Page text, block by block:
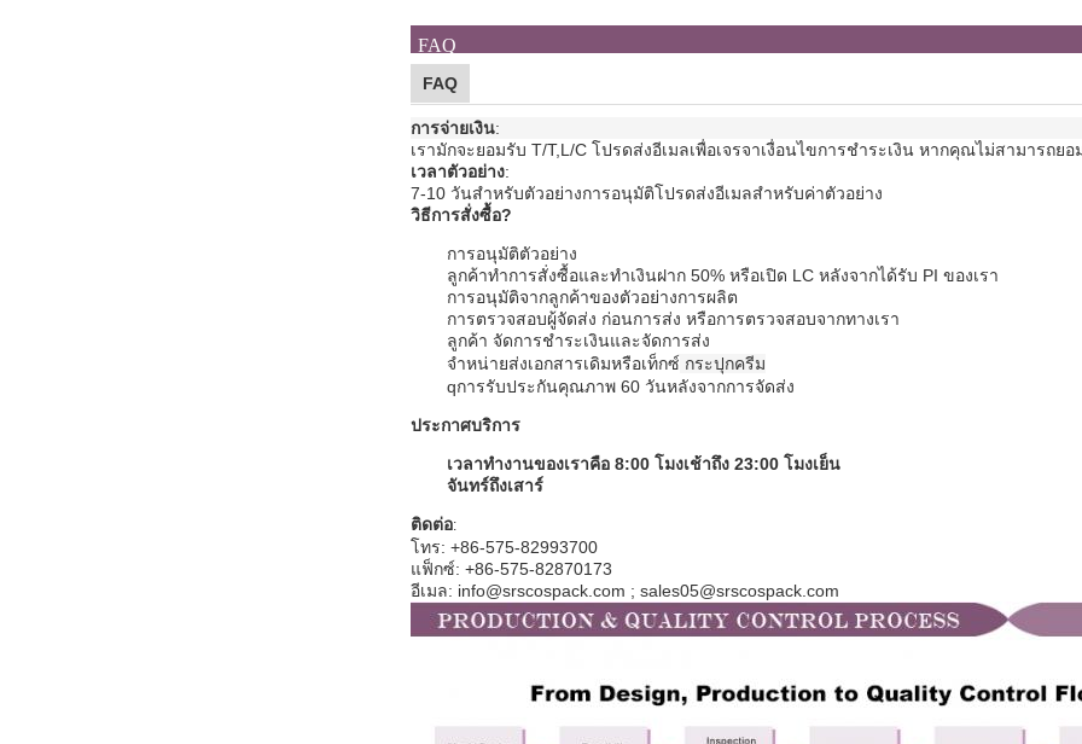
FAQ
FAQ
การจ่ายเงิน:
เรามักจะยอมรับ T/T,L/C โปรดส่งอีเมลเพื่อเจรจาเงื่อนไขการชําระเงิน หากคุณไม่สามารถย
เวลาตัวอย่าง:
7-10 วันสําหรับตัวอย่างการอนุมัติโปรดส่งอีเมลสําหรับค่าตัวอย่าง
วิธีการสั่งซื้อ?
การอนุมัติตัวอย่าง
ลูกค้าทําการสั่งซื้อและทําเงินฝาก 50% หรือเปิด LC หลังจากได้รับ PI ของเรา
การอนุมัติจากลูกค้าของตัวอย่างการผลิต
การตรวจสอบผู้จัดส่ง ก่อนการส่ง หรือการตรวจสอบจากทางเรา
ลูกค้า จัดการชําระเงินและจัดการส่ง
จําหน่ายส่งเอกสารเดิมหรือเท็กซ์ กระปุกครีม
qการรับประกันคุณภาพ 60 วันหลังจากการจัดส่ง
ประกาศบริการ
เวลาทํางานของเราคือ 8:00 โมงเช้าถึง 23:00 โมงเย็น
จันทร์ถึงเสาร์
ติดต่อ:
โทร: +86-575-82993700
แฟ็กซ์: +86-575-82870173
อีเมล: info@srscospack.com ; sales05@srscospack.com